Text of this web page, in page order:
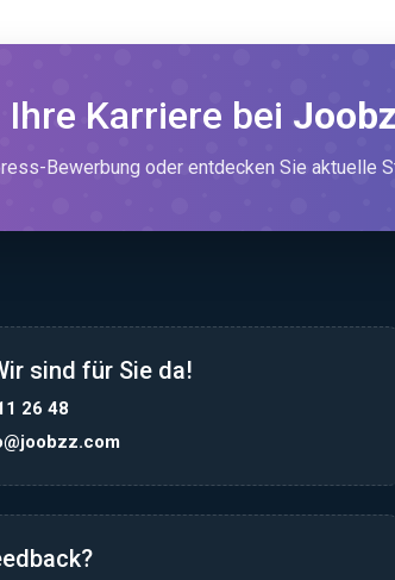
Karriere bei
Bewerbung oder entdecken Sie aktuelle
sind für Sie da!
26 48